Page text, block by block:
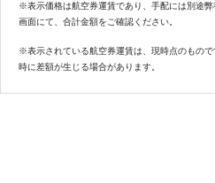
※表示価格は航空券運賃であり、手配には別途
画面にて、合計金額をご確認ください。
※表示されている航空券運賃は、現時点のもの
時に差額が生じる場合があります。